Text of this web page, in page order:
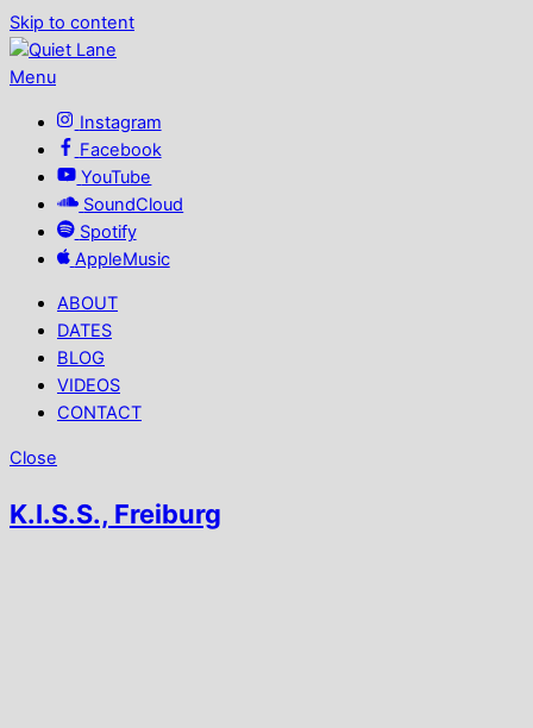
Skip to content
Menu
Instagram
Facebook
YouTube
SoundCloud
Spotify
AppleMusic
ABOUT
DATES
BLOG
VIDEOS
CONTACT
Close
K.I.S.S., Freiburg